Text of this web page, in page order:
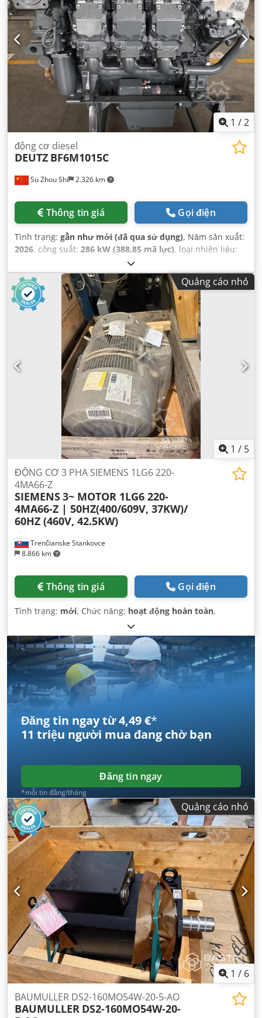
1 /2
Su Zhou Shi 2.326 km
động cơ diesel
DEUTZ BF6M1015C
Thông tin giá Gọi điện
Tình trạng: gần như mới (đã qua sử dụng), Năm sản xuất:
2026, công suất: 286 kW (388,85 mã lực), loại nhiên liệu:
1.900 vòng/phút
Quảng cáo nhỏ
1 / 5
Trenčianske Stankovce
8.866 km
ĐỘNG CƠ 3 PHA SIEMENS 1LG6 220-
4MA66-Z
SIEMENS3~ MOTOR 1LG6 220-
4MA66-Z | 50HZ(400/609V, 37KW)/
60HZ (460V, 42.5KW)
Thông tin giá Gọi điện
Tình trạng: mới, Chức năng: hoạt động hoàn toàn,
Đăng tin ngay từ 4,49 €*
11 triệu người mua đang chờ bạn
Đăng tin ngay
*mỗi tin đăng/tháng
Quảng cáo nhỏ
1 / 6
BAUMULLER DS2-160MO54W-20-5-AO
BAUMULLER DS2-160MO54W-20-